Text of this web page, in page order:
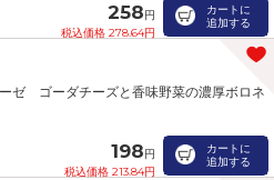
258円
税込価格 278.64円
カートに
追加する
ゼ ゴーダチーズと香味野菜の濃厚ボロネ
198円
税込価格 213.84円
カートに
追加する